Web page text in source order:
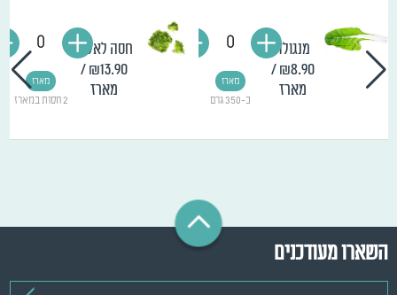
מנגולד
₪8.90
/
מארז
כ-350 גרם
מארז
0
חסה לאליק
₪13.90
/
מארז
2 חסות במארז
מארז
0
השארו מעודכנים